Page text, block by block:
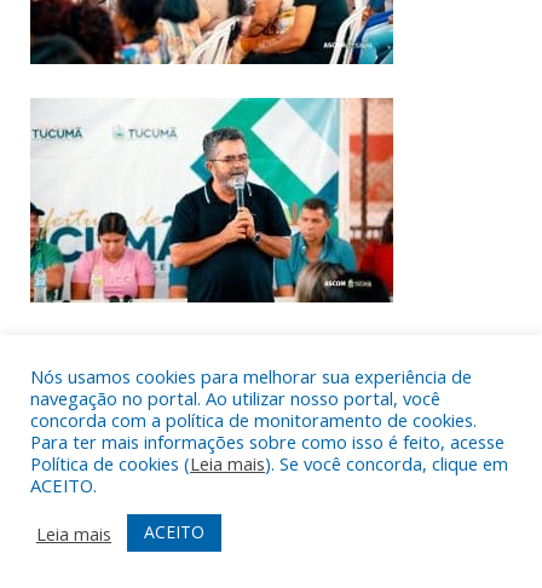
Nós usamos cookies para melhorar sua experiência de
navegação no portal. Ao utilizar nosso portal, você
concorda com a política de monitoramento de cookies.
Para ter mais informações sobre como isso é feito, acesse
Política de cookies (Leia mais). Se você concorda, clique em
ACEITO.
Leia mais
ACEITO